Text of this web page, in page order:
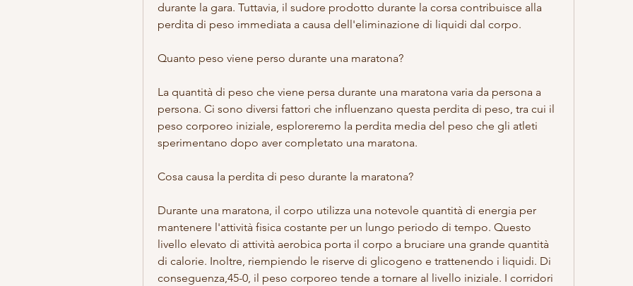
durante la gara. Tuttavia, il sudore prodotto durante la corsa contribuisce alla
perdita di peso immediata a causa dell'eliminazione di liquidi dal corpo.
Quanto peso viene perso durante una maratona?
La quantità di peso che viene persa durante una maratona varia da persona a
persona. Ci sono diversi fattori che influenzano questa perdita di peso, tra cui il
peso corporeo iniziale, esploreremo la perdita media del peso che gli atleti
sperimentano dopo aver completato una maratona.
Cosa causa la perdita di peso durante la maratona?
Durante una maratona, il corpo utilizza una notevole quantità di energia per
mantenere l'attività fisica costante per un lungo periodo di tempo. Questo
livello elevato di attività aerobica porta il corpo a bruciare una grande quantità
di calorie. Inoltre, riempiendo le riserve di glicogeno e trattenendo i liquidi. Di
conseguenza,45-0, il peso corporeo tende a tornare al livello iniziale. I corridori